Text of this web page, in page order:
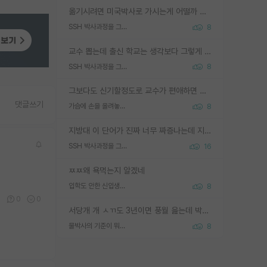
옮기시려면 미국박사로 가시는게 어떨까 싶네요. 교수가 꿈이면 미국박사 하고 미국교수 까지 같이 노리시는게 기회가 많지 않을까요?
SSH 박사과정을 그만두고 지방대 박사로 옮기면 교수의 꿈은 끝일까요? 8
교수 뽑는데 출신 학교는 생각보다 그렇게 안 봄. 앞으로는 더 안 보게 될거임. 박사는 어디서 진행해도 됨. 단, 제대로 쌓고 좋은 실적 만들 수 있다면. 그런데 지방대는 그럴 가능성이 지극히 낮음. 나만 열심히 잘 하면 된다? 인간은 주변 환경에 지배되는 나약한 존재임. 주변의 지방대 대학원생과 섞이고 지방 특유의 여유로움 또는 나쁘게 얘기해서 나태함에 젖어 살다보면 교수의 꿈 자체를 잊어버리게 될 가능성도 있음. 주변 환경이 70~80%임.
SSH 박사과정을 그만두고 지방대 박사로 옮기면 교수의 꿈은 끝일까요? 8
그보다도 신기할정도로 교수가 편애하면 그사람만 논문이 되더라구요 내용이 다른 사람보다 허접해도요
가슴에 손을 올려놓고 싫어하는 사람 불공정하게 리뷰 8
지방대 이 단어가 진짜 너무 짜증나는데 지방대면 다 그냥 쓰레기인가요? 무슨 말 같지도 않은 댓글들이 있는건지??? 지방에도 충분히 좋은 대학 많고 충분히 잘하는 교수님들 많습니다 포항공대 4개 IST 대표 지거국들 여기 모두 다 지방에 있고 여기 출신들 중에 교수하는 분들 적지 않습니다 지거국 출신이 무슨 교수를 하냐?라고 생각할 사람들 많은데 상위 대표 지거국에 아웃라이어들 많습니다 결국 개인의 연구역량과 실적이 중요합니다 이 역량을 펼치는데 있어서 지도교수와의 합도 중요합니다. 그리고 경력이 필요하면 해외포닥까지 다녀오세요
SSH 박사과정을 그만두고 지방대 박사로 옮기면 교수의 꿈은 끝일까요? 16
ㅉㅉ왜 욕먹는지 알겠네
입학도 안한 신입생이 원래 관심을 받나요 8
서당개 개 ㅅㄲ도 3년이면 풍월 읊는데 박사 5년 이상 대리고 있으면서 물된건 교수 탓 맞는ㄱ게 거기가 서당이 아니란 소리임
물박사의 기준이 뭐임? 8
댓글쓰기